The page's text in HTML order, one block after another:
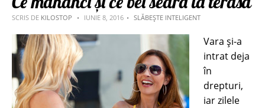
SCRIS DE KILOSTOP IUNIE 8, 2016 SLĂBEȘTE INTELIGENT
Vara și-a
intrat deja
în
drepturi,
iar zilele